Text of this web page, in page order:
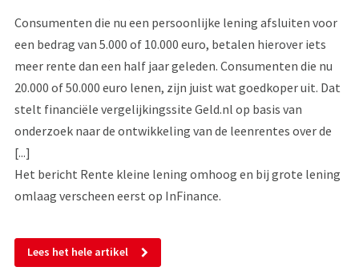
Consumenten die nu een persoonlijke lening afsluiten voor
een bedrag van 5.000 of 10.000 euro, betalen hierover iets
meer rente dan een half jaar geleden. Consumenten die nu
20.000 of 50.000 euro lenen, zijn juist wat goedkoper uit. Dat
stelt financiële vergelijkingssite Geld.nl op basis van
onderzoek naar de ontwikkeling van de leenrentes over de
[...]
Het bericht Rente kleine lening omhoog en bij grote lening
omlaag verscheen eerst op InFinance.
Lees het hele artikel